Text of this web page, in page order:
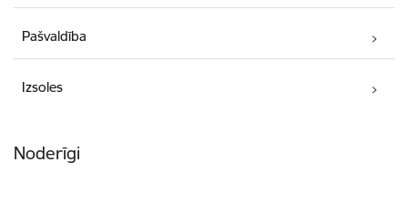
Pašvaldība
Izsoles
Noderīgi